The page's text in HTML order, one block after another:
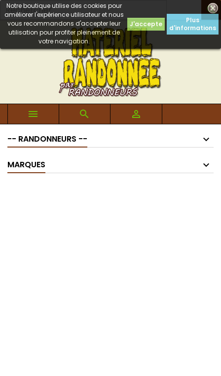

Notre boutique utilise des cookies pour
améliorer l'expérience utilisateur et nous
vous recommandons d'accepter leur
utilisation pour profiter pleinement de
votre navigation.
J'accepte
Plus
d'informations
  
-- RANDONNEURS --
MARQUES